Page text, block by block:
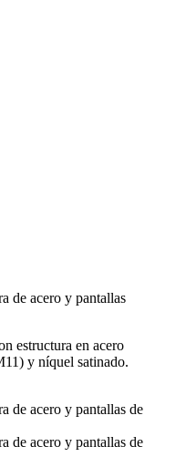
estructura en acero
y níquel satinado.